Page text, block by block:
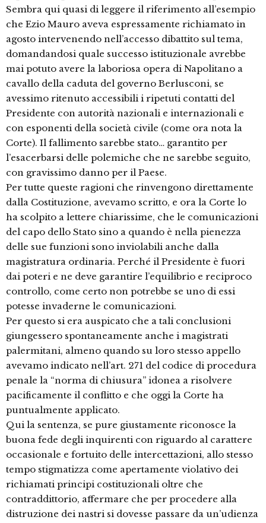
Sembra qui quasi di leggere il riferimento all’esempio
che Ezio Mauro aveva espressamente richiamato in
agosto intervenendo nell’accesso dibattito sul tema,
domandandosi quale successo istituzionale avrebbe
mai potuto avere la laboriosa opera di Napolitano a
cavallo della caduta del governo Berlusconi, se
avessimo ritenuto accessibili i ripetuti contatti del
Presidente con autorità nazionali e internazionali e
con esponenti della società civile (come ora nota la
Corte). Il fallimento sarebbe stato… garantito per
l’esacerbarsi delle polemiche che ne sarebbe seguito,
con gravissimo danno per il Paese.
Per tutte queste ragioni che rinvengono direttamente
dalla Costituzione, avevamo scritto, e ora la Corte lo
ha scolpito a lettere chiarissime, che le comunicazioni
del capo dello Stato sino a quando è nella pienezza
delle sue funzioni sono inviolabili anche dalla
magistratura ordinaria. Perché il Presidente è fuori
dai poteri e ne deve garantire l’equilibrio e reciproco
controllo, come certo non potrebbe se uno di essi
potesse invaderne le comunicazioni.
Per questo si era auspicato che a tali conclusioni
giungessero spontaneamente anche i magistrati
palermitani, almeno quando su loro stesso appello
avevamo indicato nell’art. 271 del codice di procedura
penale la “norma di chiusura” idonea a risolvere
pacificamente il conflitto e che oggi la Corte ha
puntualmente applicato.
Qui la sentenza, se pure giustamente riconosce la
buona fede degli inquirenti con riguardo al carattere
occasionale e fortuito delle intercettazioni, allo stesso
tempo stigmatizza come apertamente violativo dei
richiamati principi costituzionali oltre che
contraddittorio, affermare che per procedere alla
distruzione dei nastri si dovesse passare da un’udienza